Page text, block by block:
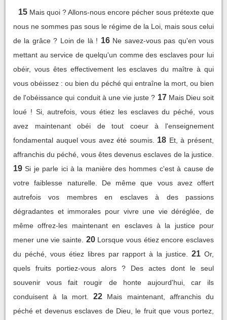
15 Mais quoi ? Allons-nous encore pécher sous prétexte que
nous ne sommes pas sous le régime de la Loi, mais sous celui
de la grâce ? Loin de là ! 16 Ne savez-vous pas qu'en vous
mettant au service de quelqu'un comme des esclaves pour lui
obéir, vous êtes effectivement les esclaves du maître à qui
vous obéissez : ou bien du péché qui entraîne la mort, ou bien
de l'obéissance qui conduit à une vie juste ? 17 Mais Dieu soit
loué ! Si, autrefois, vous étiez les esclaves du péché, vous
avez maintenant obéi de tout coeur à l'enseignement
fondamental auquel vous avez été soumis.
18 Et, à présent,
affranchis du péché, vous êtes devenus esclaves de la justice.
19 Si je parle ici à la manière des hommes c'est à cause de
votre faiblesse naturelle. De même que vous avez offert
autrefois vos membres en esclaves à des passions
dégradantes et immorales pour vivre une vie déréglée, de
même offrez-les maintenant en esclaves à la justice pour
mener une vie sainte. 20 Lorsque vous étiez encore esclaves
du péché, vous étiez libres par rapport à la justice.
21 Or,
quels fruits portiez-vous alors ? Des actes dont le seul
souvenir vous fait rougir de honte aujourd'hui, car ils
conduisent à la mort.
22
Mais maintenant, affranchis du
péché et devenus esclaves de Dieu, le fruit que vous portez,